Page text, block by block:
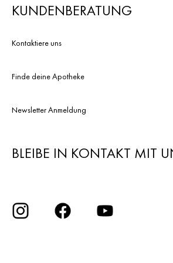
KUNDENBERATUNG
Kontaktiere uns
Finde deine Apotheke
Newsletter Anmeldung
BLEIBE IN KONTAKT MIT